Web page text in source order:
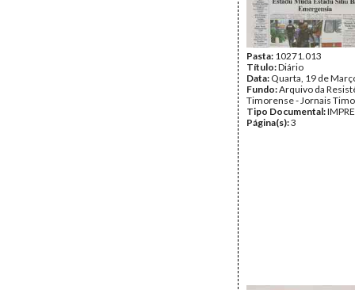
Pasta: 10271.013
Título:Diário
Data: Quarta, 19 de
Fundo:Arquivo da
Timorense - Jornais
Tipo Documental:
Página(s):3